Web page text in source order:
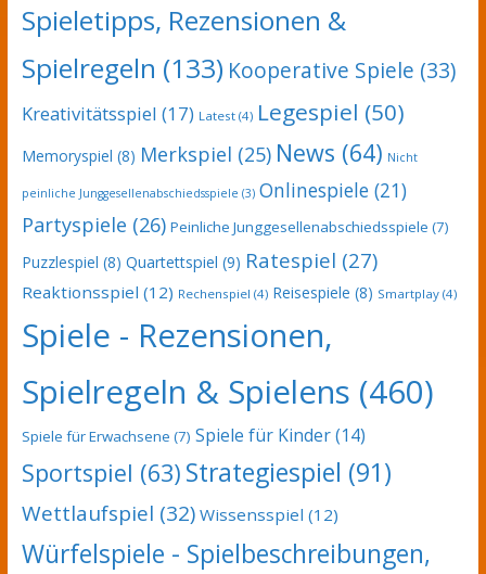
Spieletipps, Rezensionen &
Spielregeln (133) Kooperative Spiele (33)
Kreativitätsspiel (17) Latest(4) Legespiel (50)
Memoryspiel (8) Merkspiel (25) News (64) Nicht
peinliche Junggesellenabschiedsspiele (3) Onlinespiele(21)
Partyspiele (26) Peinliche Junggesellenabschiedsspiele (7)
Puzzlespiel (8) Quartettspiel (9) Ratespiel (27)
Reaktionsspiel (12) Rechenspiel (4) Reisespiele (8) Smartplay(4)
Spiele - Rezensionen,
Spielregeln & Spielens (460)
Spiele für Erwachsene (7) Spiele für Kinder(14)
Sportspiel (63) Strategiespiel (91)
Wettlaufspiel (32) Wissensspiel (12)
Würfelspiele - Spielbeschreibungen,